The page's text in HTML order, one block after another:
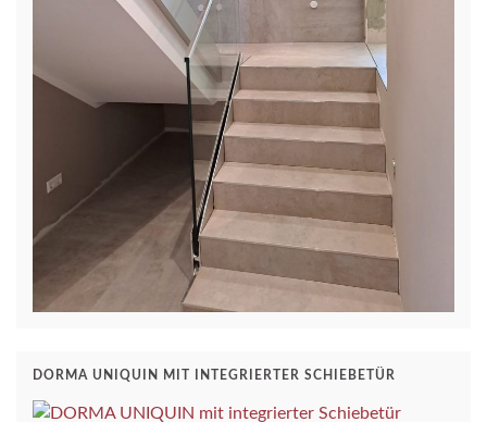
DORMA UNIQUIN MIT INTEGRIERTER SCHIEBETÜR